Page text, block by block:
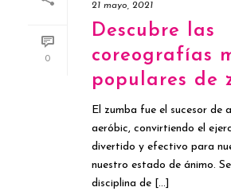
0
21 mayo, 2021
Descubre las
coreografías
populares de
El zumba fue el sucesor de
aeróbic, convirtiendo el
divertido y efectivo para
nuestro estado de ánimo.
disciplina de [...]